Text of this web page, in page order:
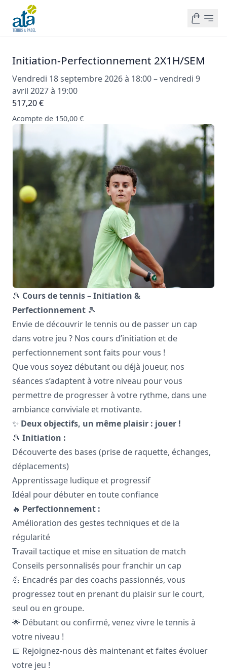
Initiation-Perfectionnement 2X1H/SEM
Vendredi 18 septembre 2026 à 18:00 – vendredi 9
avril 2027 à 19:00
517,20 €
Acompte de 150,00 €
🎾 Cours de tennis – Initiation &
Perfectionnement 🎾
Envie de découvrir le tennis ou de passer un cap
dans votre jeu ? Nos cours d’initiation et de
perfectionnement sont faits pour vous !
Que vous soyez débutant ou déjà joueur, nos
séances s’adaptent à votre niveau pour vous
permettre de progresser à votre rythme, dans une
ambiance conviviale et motivante.
✨ Deux objectifs, un même plaisir : jouer !
🎾 Initiation :
Découverte des bases (prise de raquette, échanges,
déplacements)
Apprentissage ludique et progressif
Idéal pour débuter en toute confiance
🔥 Perfectionnement :
Amélioration des gestes techniques et de la
régularité
Travail tactique et mise en situation de match
Conseils personnalisés pour franchir un cap
💪 Encadrés par des coachs passionnés, vous
progressez tout en prenant du plaisir sur le court,
seul ou en groupe.
🌟 Débutant ou confirmé, venez vivre le tennis à
votre niveau !
📅 Rejoignez-nous dès maintenant et faites évoluer
votre jeu !